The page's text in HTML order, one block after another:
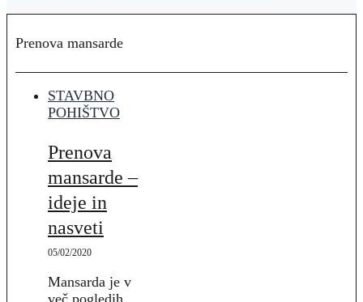
Prenova mansarde
STAVBNO
POHIŠTVO
Prenova
mansarde –
ideje in
nasveti
05/02/2020
Mansarda je v